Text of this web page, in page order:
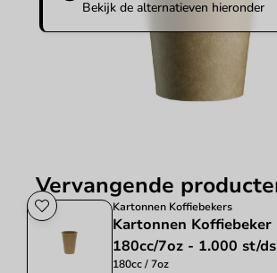
Bekijk de alternatieven hieronder
Vervangende
Kartonnen Koffiebekers
Kartonnen
180cc/7oz - 1.000 st/
180cc / 7oz